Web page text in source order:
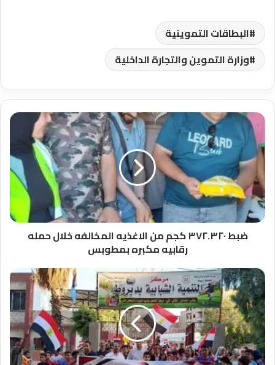
البطاقات التموينية
وزارة التموين والتجارة الداخلية
ضبط
٣٧٢.٣٢٠
كجم
من
الاغذيه
المخالفه
خلال
حمله
رقابيه
مكبره
ضبط ٣٧٢.٣٢٠ كجم من الاغذيه المخالفه خلال حمله
رقابيه مكبره بمطوبس
محافظ
أسيوط:
مراكز
الشباب
تحتفل
بذكرى
ثورة